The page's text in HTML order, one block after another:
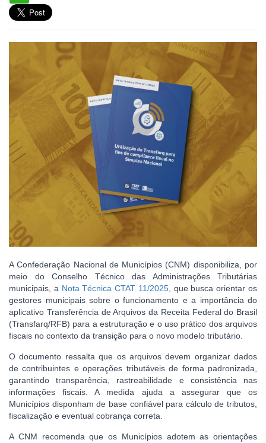
A Confederação Nacional de Municípios (CNM) disponibiliza, por
meio do Conselho Técnico das Administrações Tributárias
municipais, a Nota Técnica CTAT 11/2025, que busca orientar os
gestores municipais sobre o funcionamento e a importância do
aplicativo Transferência de Arquivos da Receita Federal do Brasil
(Transfarq/RFB) para a estruturação e o uso prático dos arquivos
fiscais no contexto da transição para o novo modelo tributário.
O documento ressalta que os arquivos devem organizar dados
de contribuintes e operações tributáveis de forma padronizada,
garantindo transparência, rastreabilidade e consistência nas
informações fiscais. A medida ajuda a assegurar que os
Municípios disponham de base confiável para cálculo de tributos,
fiscalização e eventual cobrança correta.
A CNM recomenda que os Municípios adotem as orientações